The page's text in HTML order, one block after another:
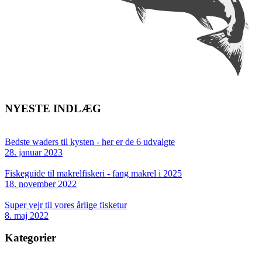
NYESTE INDLÆG
Bedste waders til kysten - her er de 6 udvalgte
28. januar 2023
Fiskeguide til makrelfiskeri - fang makrel i 2025
18. november 2022
Super vejr til vores årlige fisketur
8. maj 2022
Kategorier